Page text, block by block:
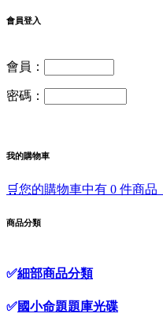
會員登入
會員：
密碼：
我的購物車
🛒您的購物車中有 0 件商品
商品分類
✅細部商品分類
✅國小命題題庫光碟